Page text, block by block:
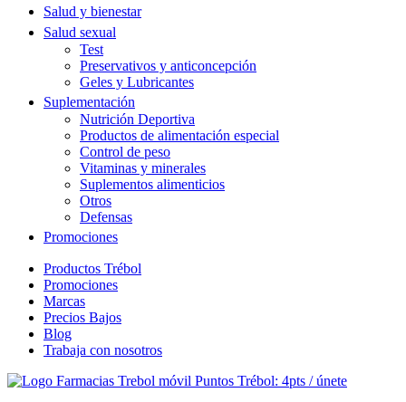
Salud y bienestar
Salud sexual
Test
Preservativos y anticoncepción
Geles y Lubricantes
Suplementación
Nutrición Deportiva
Productos de alimentación especial
Control de peso
Vitaminas y minerales
Suplementos alimenticios
Otros
Defensas
Promociones
Productos Trébol
Promociones
Marcas
Precios Bajos
Blog
Trabaja con nosotros
Puntos Trébol: 4pts / únete